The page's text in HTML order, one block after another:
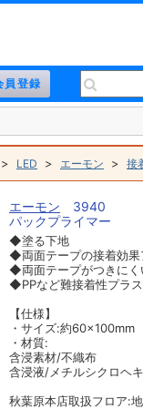
> LED > エーモン > 接
エーモン 3940
パックプライマー
◆塗る下地
◆両面テープの接着効果
◆両面テープがつきにく
◆PPなど難接着性プラ
【仕様】
・サイズ:約60×100mm
・材質:
含浸素材/不織布
含浸液/メチルシクロヘ
秋葉原本店取扱フロア: